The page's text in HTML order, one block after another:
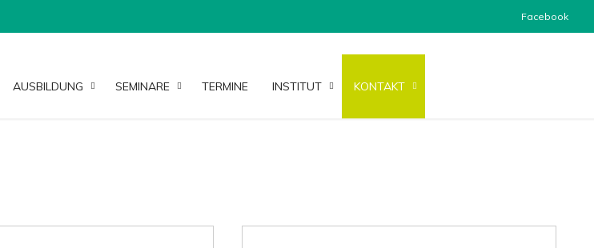
Facebook
AUSBILDUNG SEMINARE TERMINE INSTITUT KONTAKT